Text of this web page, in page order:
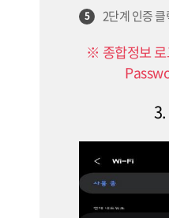
5 2단계 인증 클
※ 종합정보 로